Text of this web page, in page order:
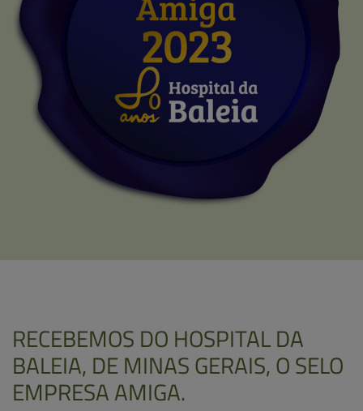
RECEBEMOS DO HOSPITAL DA
BALEIA, DE MINAS GERAIS, O SELO
EMPRESA AMIGA.